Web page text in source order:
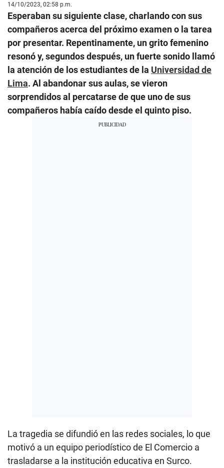
14/10/2023, 02:58 p.m.
Esperaban su siguiente clase, charlando con sus
compañeros acerca del próximo examen o la tarea
por presentar. Repentinamente, un grito femenino
resonó y, segundos después, un fuerte sonido llamó
la atención de los estudiantes de la Universidad de
Lima. Al abandonar sus aulas, se vieron
sorprendidos al percatarse de que uno de sus
compañeros había caído desde el quinto piso.
La tragedia se difundió en las redes sociales, lo que
motivó a un equipo periodístico de El Comercio a
trasladarse a la institución educativa en Surco.